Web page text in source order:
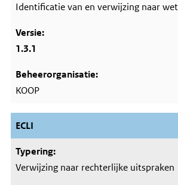
Identificatie van en verwijzing naar
1.3.1
KOOP
ECLI
Verwijzing naar rechterlijke uitspraken